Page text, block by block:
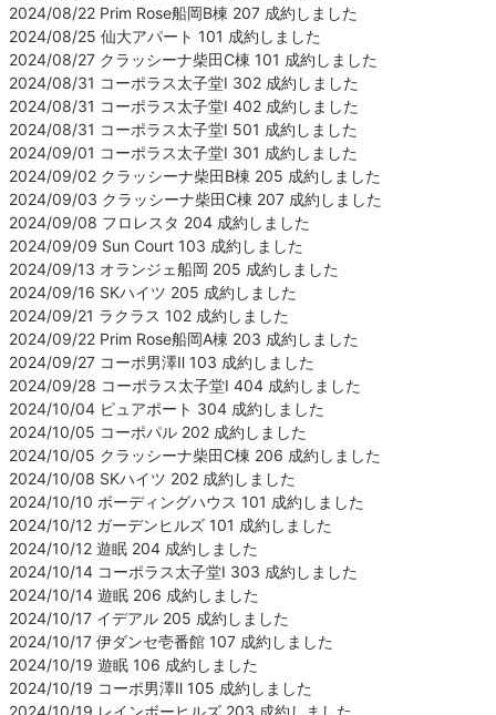
2024/08/22 Prim Rose船岡B棟 207 成約しました
2024/08/25 仙大アパート 101 成約しました
2024/08/27 クラッシーナ柴田C棟 101 成約しました
2024/08/31 コーポラス太子堂Ⅰ 302 成約しました
2024/08/31 コーポラス太子堂Ⅰ 402 成約しました
2024/08/31 コーポラス太子堂Ⅰ 501 成約しました
2024/09/01 コーポラス太子堂Ⅰ 301 成約しました
2024/09/02 クラッシーナ柴田B棟 205 成約しました
2024/09/03 クラッシーナ柴田C棟 207 成約しました
2024/09/08 フロレスタ 204 成約しました
2024/09/09 Sun Court 103 成約しました
2024/09/13 オランジェ船岡 205 成約しました
2024/09/16 SKハイツ 205 成約しました
2024/09/21 ラクラス 102 成約しました
2024/09/22 Prim Rose船岡A棟 203 成約しました
2024/09/27 コーポ男澤Ⅱ 103 成約しました
2024/09/28 コーポラス太子堂Ⅰ 404 成約しました
2024/10/04 ピュアポート 304 成約しました
2024/10/05 コーポパル 202 成約しました
2024/10/05 クラッシーナ柴田C棟 206 成約しました
2024/10/08 SKハイツ 202 成約しました
2024/10/10 ボーディングハウス 101 成約しました
2024/10/12 ガーデンヒルズ 101 成約しました
2024/10/12 遊眠 204 成約しました
2024/10/14 コーポラス太子堂Ⅰ 303 成約しました
2024/10/14 遊眠 206 成約しました
2024/10/17 イデアル 205 成約しました
2024/10/17 伊ダンセ壱番館 107 成約しました
2024/10/19 遊眠 106 成約しました
2024/10/19 コーポ男澤Ⅱ 105 成約しました
2024/10/19 レインボーヒルズ 203 成約しました